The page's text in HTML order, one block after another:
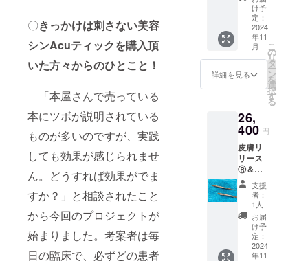
〇きっかけは刺さない美容
シンAcuティックを購入頂
いた方々からのひとこと！
「本屋さんで売っている
本にツボが説明されている
ものが多いのですが、実践
しても効果が感じられませ
ん。どうすれば効果がでま
すか？」と相談されたこと
から今回のプロジェクトが
始まりました。考案者は毎
日の臨床で、必ずどの患者
りませ
んが、
リター
ン数が
多い場
合発送
が12月
ます。
又、日
のみの
発送と
なりま
す。表
示価格
は税込
価格と
なりま
す。
学習投
稿付)、
自宅や
サロン
で簡単
に行え
る刺さ
ない美
Bodyケ
ア単品
＋Acu
ティッ
ク
Body(
純銅)。
皮膚リ
リース
Ⓡ＆ポ
イント
全長9.2
㎝(幅5
㎜、2
け予
定：
2024
年11
月
詳細を見る
こ
の
リ
タ
ー
ン
を
選
択
す
る
26,
400 円
皮膚リ
リース
Ⓡ＆ポ
イント
(2年間
の使い
方動画
学習投
稿付) 、
自宅や
サロン
支援
者：
1人
お届
け予
定：
2024
年11